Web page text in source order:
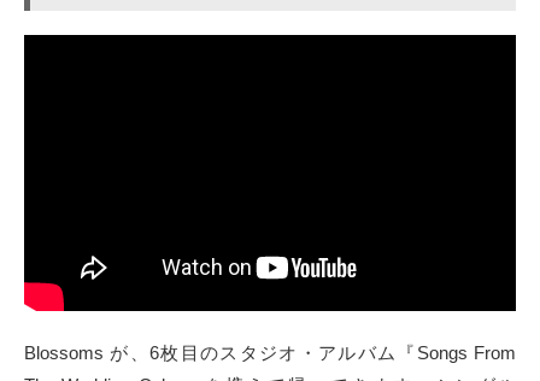
Blossoms が、6枚目のスタジオ・アルバム『Songs From